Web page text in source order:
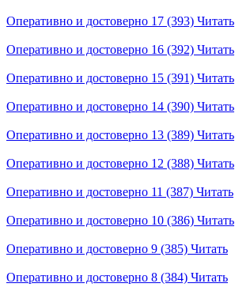
Оперативно и достоверно 17 (393) Читать
Оперативно и достоверно 16 (392) Читать
Оперативно и достоверно 15 (391) Читать
Оперативно и достоверно 14 (390) Читать
Оперативно и достоверно 13 (389) Читать
Оперативно и достоверно 12 (388) Читать
Оперативно и достоверно 11 (387) Читать
Оперативно и достоверно 10 (386) Читать
Оперативно и достоверно 9 (385) Читать
Оперативно и достоверно 8 (384) Читать